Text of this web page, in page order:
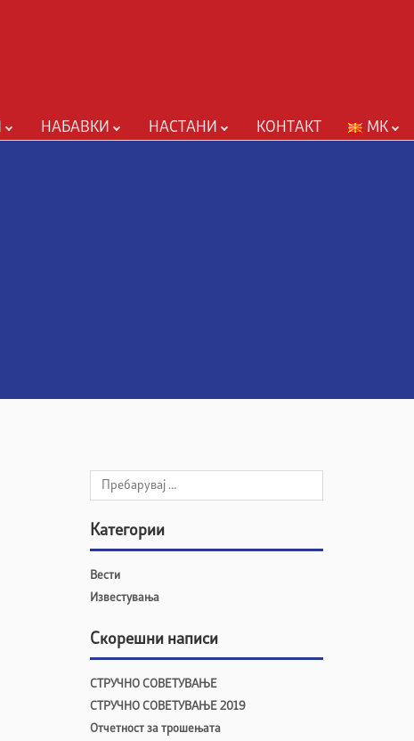
НАБАВКИ НАСТАНИ КОНТАКТ MK
Категории
Вести
Известувања
Скорешни написи
СТРУЧНО СОВЕТУВАЊЕ
СТРУЧНО СОВЕТУВАЊЕ 2019
Отчетност за трошењата